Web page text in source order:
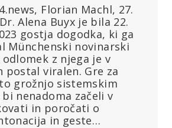
Florian Machl, 27.
Alena Buyx je bila 22.
gostja dogodka, ki ga
Münchenski novinarski
z njega je v
postal viralen. Gre za
grožnjo sistemskim
nenadoma začeli v
in poročati o
in geste…